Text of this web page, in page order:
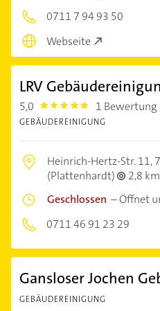
0711 7 94 93 50
Webseite
LRV
5,0 5.0 1 Bewertung
GEBÄUDEREINIGUNG
Heinrich-Hertz-Str. 11,
(Plattenhardt)
2,8 km
Geschlossen –Öffnet
0711 46 91 23 29
Gansloser Jochen
GEBÄUDEREINIGUNG